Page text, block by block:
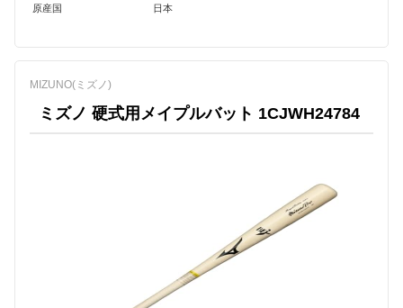
原産国 日本
MIZUNO(ミズノ)
ミズノ 硬式用メイプルバット 1CJWH24784